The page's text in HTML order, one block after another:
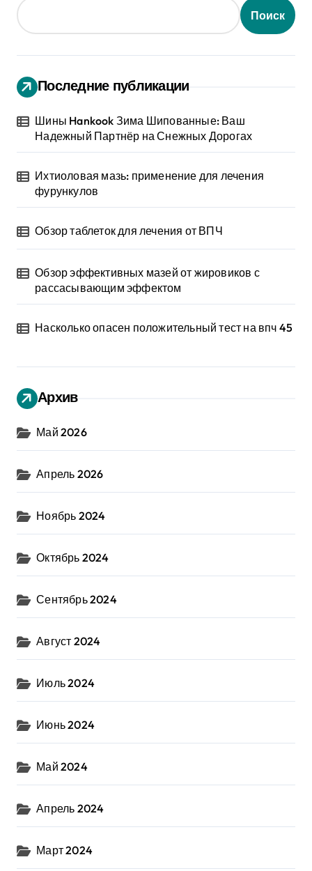
Поиск
Последние публикации
Шины Hankook Зима Шипованные: Ваш
Надежный Партнёр на Снежных Дорогах
Ихтиоловая мазь: применение для лечения
фурункулов
Обзор таблеток для лечения от ВПЧ
Обзор эффективных мазей от жировиков с
рассасывающим эффектом
Насколько опасен положительный тест на впч 45
Архив
Май 2026
Апрель 2026
Ноябрь 2024
Октябрь 2024
Сентябрь 2024
Август 2024
Июль 2024
Июнь 2024
Май 2024
Апрель 2024
Март 2024